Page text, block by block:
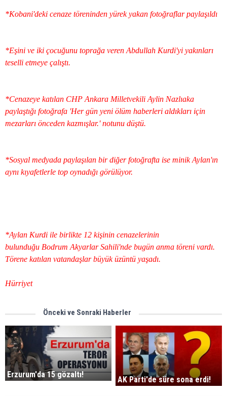
*Kobani'deki cenaze töreninden yürek yakan fotoğraflar paylaşıldı
*Eşini ve iki çocuğunu toprağa veren Abdullah Kurdi'yi yakınları
teselli etmeye çalıştı.
*Cenazeye katılan CHP Ankara Milletvekili Aylin Nazlıaka
paylaştığı fotoğrafa 'Her gün yeni ölüm haberleri aldıkları için
mezarları önceden kazmışlar.' notunu düştü.
*Sosyal medyada paylaşılan bir diğer fotoğrafta ise minik Aylan'ın
aynı kıyafetlerle top oynadığı görülüyor.
*Aylan Kurdi ile birlikte 12 kişinin cenazelerinin
bulunduğu Bodrum Akyarlar Sahili'nde bugün anma töreni vardı.
Törene katılan vatandaşlar büyük üzüntü yaşadı.
Hürriyet
Önceki ve Sonraki Haberler
Erzurum'da 15 gözaltı!
AK Parti'de süre sona erdi!